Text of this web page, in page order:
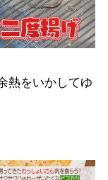
熱をいかしてゆ